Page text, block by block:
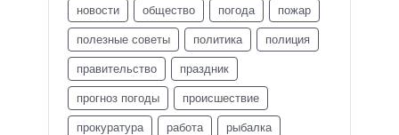
новости общество погода пожар
полезные советы политика полиция
правительство праздник
прогноз погоды происшествие
прокуратура работа рыбалка